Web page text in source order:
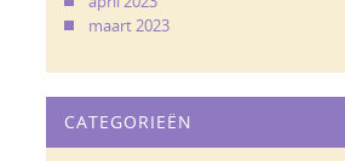
maart 2023
CATEGORIEËN